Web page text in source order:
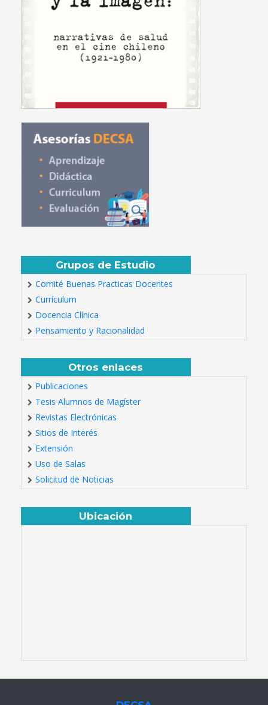
Grupos de Estudio
Comité Buenas Practicas Docentes
Currículum
Docencia Clínica
Pensamiento y Racionalidad
Otros enlaces
Publicaciones
Tesis Alumnos de Magíster
Revistas Electrónicas
Sitios de Interés
Extensión
Uso de Salas
Solicitud de Noticias
Ubicación